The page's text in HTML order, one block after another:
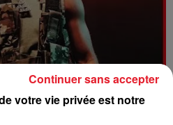
votre vie privée est notre
Continuer sans accepter